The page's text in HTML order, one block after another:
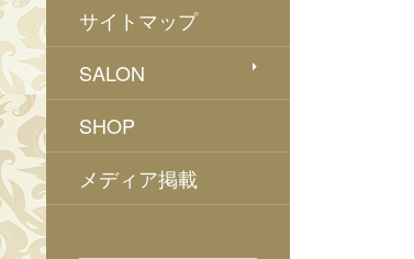
サイトマップ
SALON
SHOP
メディア掲載